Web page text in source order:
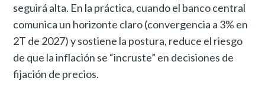
seguirá alta. En la práctica, cuando el banco central
comunica un horizonte claro (convergencia a 3% en
2T de 2027) y sostiene la postura, reduce el riesgo
de que la inflación se “incruste” en decisiones de
fijación de precios.